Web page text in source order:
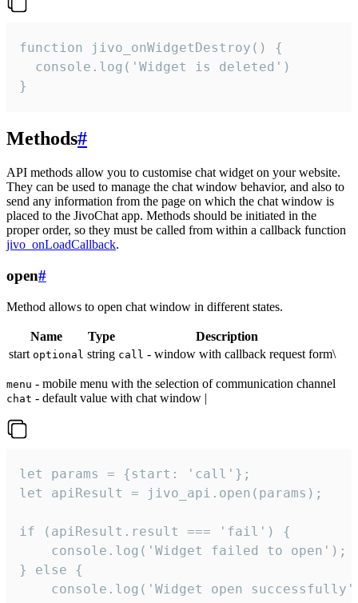
function jivo_onWidgetDestroy() {
  console.log('Widget is deleted')
}
Methods#
API methods allow you to customise chat widget on your website.
They can be used to manage the chat window behavior, and also to
send any information from the page on which the chat window is
placed to the JivoChat app. Methods should be initiated in the
proper order, so they must be called from within a callback function
jivo_onLoadCallback.
open#
Method allows to open chat window in different states.
Name Type
Description
start optional string call - window with callback request form\
menu - mobile menu with the selection of communication channel
chat - default value with chat window |
let params = {start: 'call'};
let apiResult = jivo_api.open(params);
if (apiResult.result === 'fail') {
    console.log('Widget failed to open');
} else {
console.log('Widget open